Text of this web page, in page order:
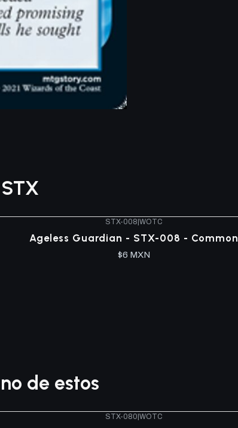
STX-008|WOTC
Ageless Guardian - STX-008 - Common
$6 MXN
de estos
STX-080 WOTC